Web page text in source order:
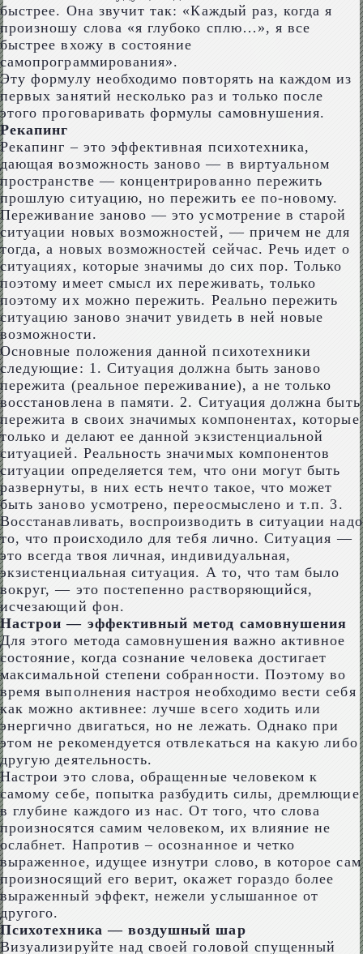
быстрее. Она звучит так: «Каждый раз, когда я
произношу слова «я глубоко сплю…», я все
быстрее вхожу в состояние
самопрограммирования».
Эту формулу необходимо повторять на каждом из
первых занятий несколько раз и только после
этого проговаривать формулы самовнушения.
Рекапинг
Рекапинг – это эффективная психотехника,
дающая возможность заново — в виртуальном
пространстве — концентрированно пережить
прошлую ситуацию, но пережить ее по-новому.
Переживание заново — это усмотрение в старой
ситуации новых возможностей, — причем не для
тогда, а новых возможностей сейчас. Речь идет о
ситуациях, которые значимы до сих пор. Только
поэтому имеет смысл их переживать, только
поэтому их можно пережить. Реально пережить
ситуацию заново значит увидеть в ней новые
возможности.
Основные положения данной психотехники
следующие: 1. Ситуация должна быть заново
пережита (реальное переживание), а не только
восстановлена в памяти. 2. Ситуация должна быть
пережита в своих значимых компонентах, которые
только и делают ее данной экзистенциальной
ситуацией. Реальность значимых компонентов
ситуации определяется тем, что они могут быть
развернуты, в них есть нечто такое, что может
быть заново усмотрено, переосмыслено и т.п. 3.
Восстанавливать, воспроизводить в ситуации надо
то, что происходило для тебя лично. Ситуация —
это всегда твоя личная, индивидуальная,
экзистенциальная ситуация. А то, что там было
вокруг, — это постепенно растворяющийся,
исчезающий фон.
Настрои — эффективный метод самовнушения
Для этого метода самовнушения важно активное
состояние, когда сознание человека достигает
максимальной степени собранности. Поэтому во
время выполнения настроя необходимо вести себя
как можно активнее: лучше всего ходить или
энергично двигаться, но не лежать. Однако при
этом не рекомендуется отвлекаться на какую либо
другую деятельность.
Настрои это слова, обращенные человеком к
самому себе, попытка разбудить силы, дремлющие
в глубине каждого из нас. От того, что слова
произносятся самим человеком, их влияние не
ослабнет. Напротив – осознанное и четко
выраженное, идущее изнутри слово, в которое сам
произносящий его верит, окажет гораздо более
выраженный эффект, нежели услышанное от
другого.
Психотехника — воздушный шар
Визуализируйте над своей головой спущенный